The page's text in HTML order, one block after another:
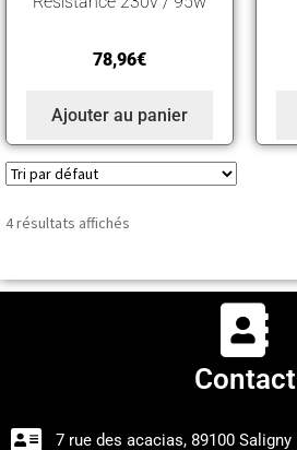
78,96€
Ajouter au panier
4 résultats affichés
Contact
7 rue des acacias, 89100 Saligny